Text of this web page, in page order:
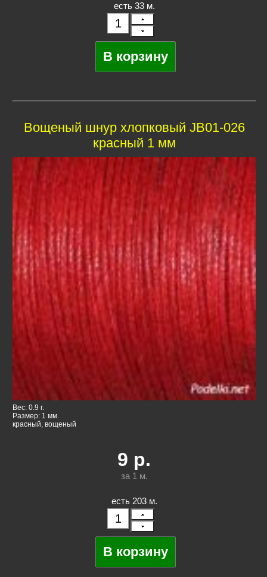
есть 33 м.
Вощеный шнур хлопковый JB01-026
красный 1 мм
Вес: 0.9 г.
Размер: 1 мм.
красный, вощеный
9 р.
за 1 м.
есть 203 м.